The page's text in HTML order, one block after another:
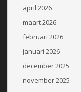
april 2026
maart 2026
februari 2026
januari 2026
december 2025
november 2025